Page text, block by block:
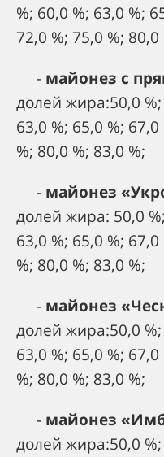
%; 60,0 %; 63,0 %;
72,0 %; 75,0 %; 80,0
- майонез с
долей жира:50,0 %;
63,0 %; 65,0 %;
%; 80,0 %; 83,0 %;
- майонез
долей жира: 50,0
63,0 %; 65,0 %;
%; 80,0 %; 83,0 %;
- майонез
долей жира:50,0 %;
63,0 %; 65,0 %;
%; 80,0 %; 83,0 %;
- майонез
долей жира:50,0 %;